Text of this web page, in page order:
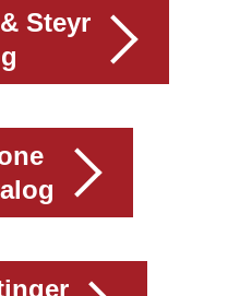
Steyr